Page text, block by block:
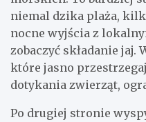
niemal dzika plaża,
nocne wyjścia z
zobaczyć składanie jaj.
które jasno
dotykania zwierząt,
Po drugiej stronie